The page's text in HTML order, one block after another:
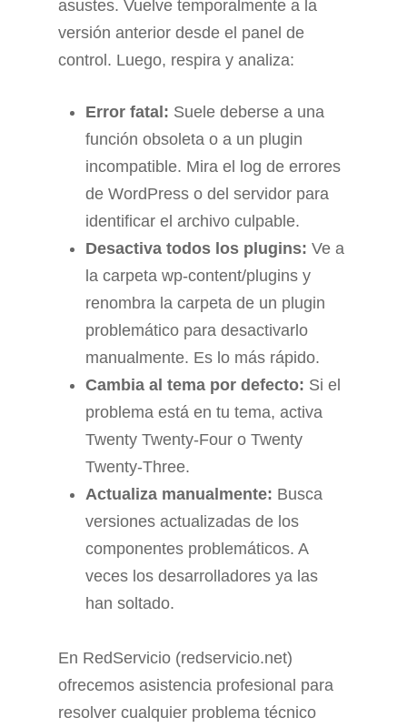
asustes. Vuelve temporalmente a la
versión anterior desde el panel de
control. Luego, respira y analiza:
Error fatal: Suele deberse a una
función obsoleta o a un plugin
incompatible. Mira el log de errores
de WordPress o del servidor para
identificar el archivo culpable.
Desactiva todos los plugins: Ve a
la carpeta wp-content/plugins y
renombra la carpeta de un plugin
problemático para desactivarlo
manualmente. Es lo más rápido.
Cambia al tema por defecto: Si el
problema está en tu tema, activa
Twenty Twenty-Four o Twenty
Twenty-Three.
Actualiza manualmente: Busca
versiones actualizadas de los
componentes problemáticos. A
veces los desarrolladores ya las
han soltado.
En RedServicio (redservicio.net)
ofrecemos asistencia profesional para
resolver cualquier problema técnico